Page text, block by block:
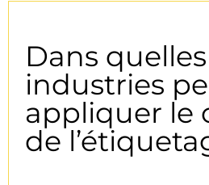
Dans quelles
industries
appliquer le
de